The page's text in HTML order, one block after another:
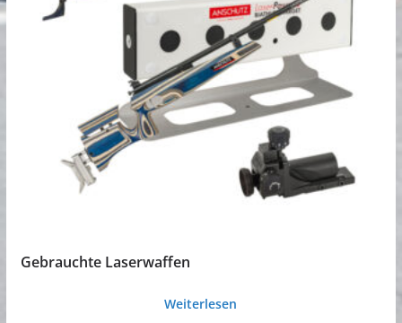
Gebrauchte Laserwaffen
Weiterlesen